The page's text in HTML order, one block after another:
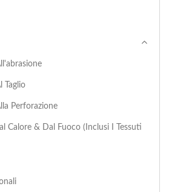
Taglio
Perforazione
Calore & Dal Fuoco (inclusi I Tessuti